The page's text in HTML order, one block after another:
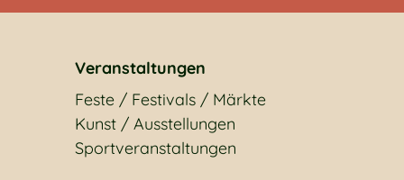
Veranstaltungen
Feste / Festivals / Märkte
Kunst / Ausstellungen
Sportveranstaltungen